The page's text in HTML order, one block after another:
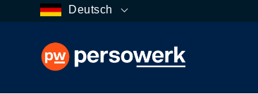
Deutsch